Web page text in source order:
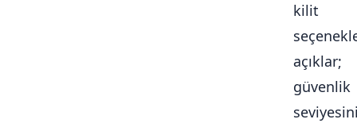
kilit
açıklar;
güvenlik